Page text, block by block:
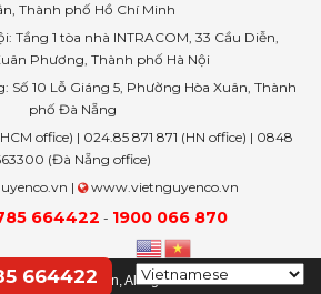
Thành phố Hồ Chí Minh
Tầng 1 tòa nhà INTRACOM, 33 Cầu Diễn,
Phương, Thành phố Hà Nội
Số 10 Lỗ Giáng 5, Phường Hòa Xuân, Thành
phố Đà Nẵng
office) | 024.85 871 871 (HN office) | 0848
(Đà Nẵng office)
|
www.vietnguyenco.vn
664422 - 1900 066 870
All rights reserved
664422